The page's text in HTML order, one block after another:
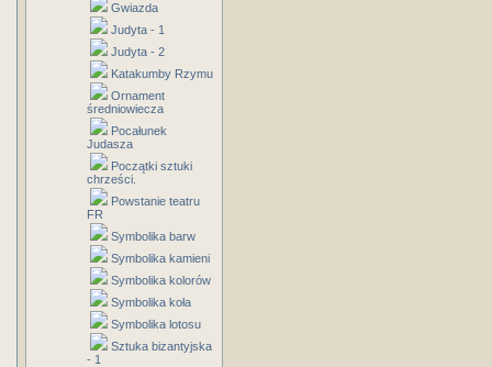
Gwiazda
Judyta - 1
Judyta - 2
Katakumby Rzymu
Ornament
średniowiecza
Pocałunek
Judasza
Początki sztuki
chrześci.
Powstanie teatru
FR
Symbolika barw
Symbolika kamieni
Symbolika kolorów
Symbolika koła
Symbolika lotosu
Sztuka bizantyjska
- 1